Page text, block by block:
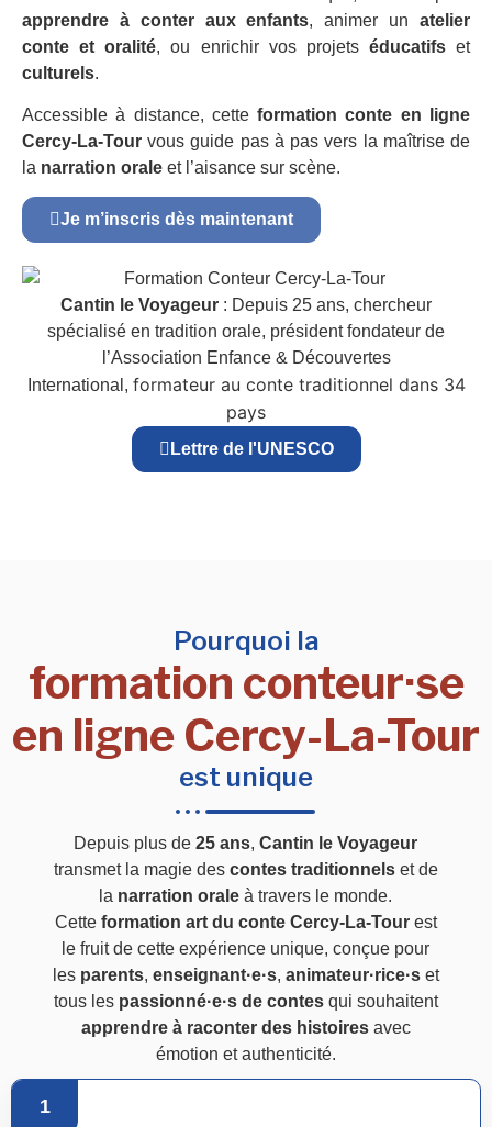
apprendre à conter aux enfants, animer unatelier
conte et oralité, ou enrichir vos projets éducatifset
culturels.
Accessible à distance, cetteformation conte en ligne
Cercy-La-Tour vous guide pas à pas vers la maîtrise de
la narration orale et l’aisance sur scène.
Je m’inscris dès maintenant
Cantin le Voyageur : Depuis 25 ans, chercheur
spécialisé en tradition orale, président fondateur de
l’Association Enfance & Découvertes
International, formateur au conte traditionnel dans 34
pays
Lettre de l'UNESCO
Pourquoi la
formation conteur·se
en ligne Cercy-La-Tour
est unique
Depuis plus de25 ans,Cantin le Voyageur
transmet la magie des contes traditionnelset de
la narration orale à travers le monde.
Cette formation art du conte Cercy-La-Tourest
le fruit de cette expérience unique, conçue pour
les parents, enseignant·e·s, animateur·rice·set
tous les passionné·e·s de contesqui souhaitent
apprendre à raconter des histoiresavec
émotion et authenticité.
1